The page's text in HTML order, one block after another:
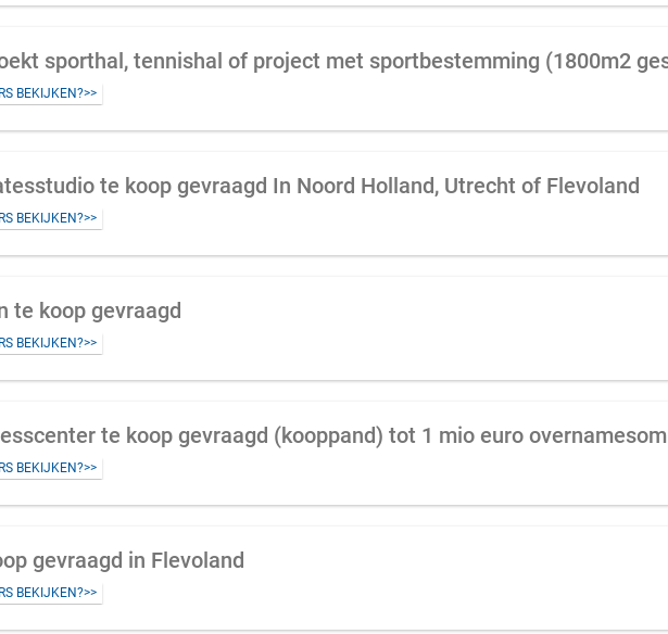
BEKIJKEN?>>
te koop gevraagd In Noord Holland, Utrecht of Flevoland
BEKIJKEN?>>
te koop gevraagd
BEKIJKEN?>>
te koop gevraagd (kooppand) tot 1 mio euro overnamesom
BEKIJKEN?>>
gevraagd in Flevoland
BEKIJKEN?>>